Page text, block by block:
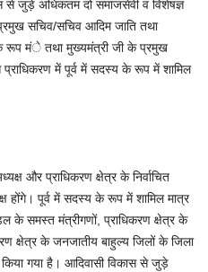
से जुड़े अधिकतम दो समाजसेवी व विशेषज्ञ
सचिव/सचिव आदिम जाति तथा
के रूप मंे तथा मुख्यमंत्री जी के प्रमुख
में पूर्व में सदस्य के रूप में शामिल
और प्राधिकरण क्षेत्र के निर्वाचित
होंगे। पूर्व में सदस्य के रूप में शामिल मात्र
के समस्त मंत्रीगणों, प्राधिकरण क्षेत्र के
क्षेत्र के जनजातीय बाहुल्य जिलों के जिला
गया है। आदिवासी विकास से जुड़े